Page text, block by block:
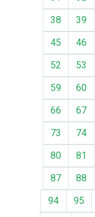
38
39
45
46
52
53
59
60
66
67
73
74
80
81
87
88
94
95